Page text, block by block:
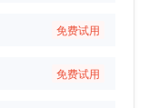
免费试用
免费试用